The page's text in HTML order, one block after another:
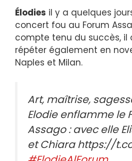
Élodies il y a quelques
concert fou au Forum
compte tenu du succès, il
répéter également en
Naples et Milan.
Art, maîtrise,
Elodie enflamme le
Assago : avec elle
et Chiara https://